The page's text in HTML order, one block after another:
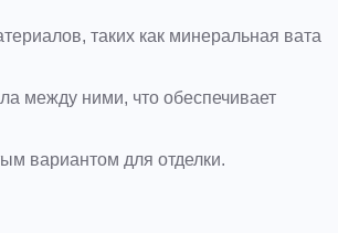
таких как минеральная вата
между ними, что обеспечивает
вариантом для отделки.